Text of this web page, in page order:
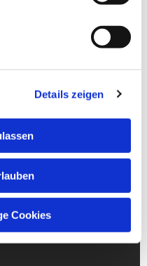
Details zeigen
Cookies